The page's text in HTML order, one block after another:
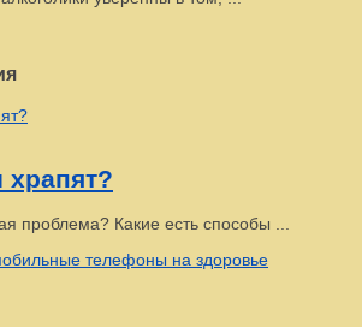
проблема? Какие есть способы ...